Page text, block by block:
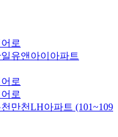
로
유앤아이아파트
로
로
만천LH아파트 (101~109